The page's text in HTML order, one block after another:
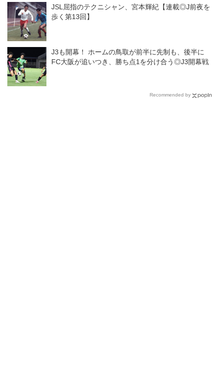
JSL屈指のテクニシャン、宮本輝紀【連載◎J前夜を
歩く第13回】
J3も開幕！ ホームの鳥取が前半に先制も、後半に
FC大阪が追いつき、勝ち点1を分け合う◎J3開幕戦
Recommended by